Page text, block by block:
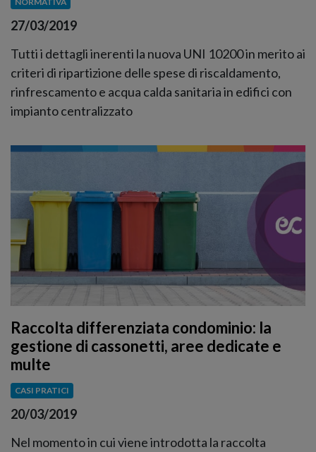
27/03/2019
Tutti i dettagli inerenti la nuova UNI 10200 in merito ai
criteri di ripartizione delle spese di riscaldamento,
rinfrescamento e acqua calda sanitaria in edifici con
impianto centralizzato
Raccolta differenziata condominio: la
gestione di cassonetti, aree dedicate e
multe
CASI PRATICI
20/03/2019
Nel momento in cui viene introdotta la raccolta